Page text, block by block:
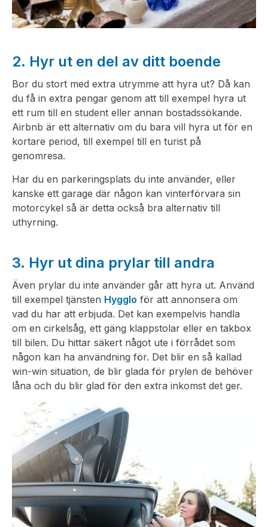
2. Hyr ut en del av ditt boende
Bor du stort med extra utrymme att hyra ut? Då kan
du få in extra pengar genom att till exempel hyra ut
ett rum till en student eller annan bostadssökande.
Airbnb är ett alternativ om du bara vill hyra ut för en
kortare period, till exempel till en turist på
genomresa.
Har du en parkeringsplats du inte använder, eller
kanske ett garage där någon kan vinterförvara sin
motorcykel så är detta också bra alternativ till
uthyrning.
3. Hyr ut dina prylar till andra
Även prylar du inte använder går att hyra ut. Använd
till exempel tjänsten Hygglo för att annonsera om
vad du har att erbjuda. Det kan exempelvis handla
om en cirkelsåg, ett gäng klappstolar eller en takbox
till bilen. Du hittar säkert något ute i förrådet som
någon kan ha användning för. Det blir en så kallad
win-win situation, de blir glada för prylen de behöver
låna och du blir glad för den extra inkomst det ger.